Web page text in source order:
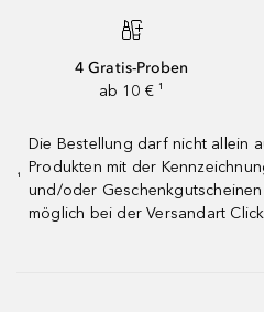
4 Gratis-Proben
ab 10 € ¹
¹
Die Bestellung darf nicht allein
Produkten mit der
und/oder
möglich bei der Versandart